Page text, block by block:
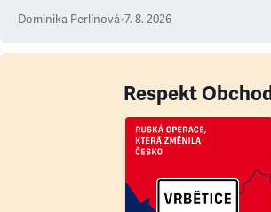
Dominika Perlínová•7. 8. 2026
Respekt Obchod